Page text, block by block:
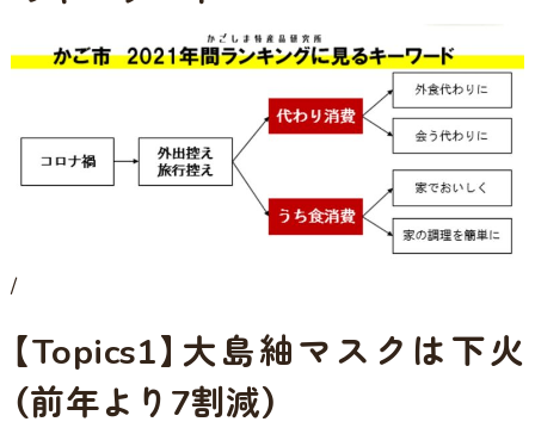
/
【Topics1】大島紬マスクは下火
（前年より7割減）